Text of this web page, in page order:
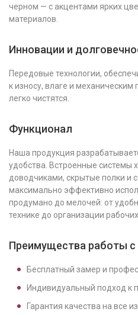
черном — с акцентами ярких
материалов.
Инновации и
Передовые технологии,
к износу, влаге и
легко чистятся.
Функционал
Наша продукция
удобства. Встроенные
доводчиками, скрытые полки и
максимально эффективно
продумано до мелочей: от
технике до организации рабочих
Преимущества работы с
Бесплатный замер и
Индивидуальный подход к
Гарантия качества на все